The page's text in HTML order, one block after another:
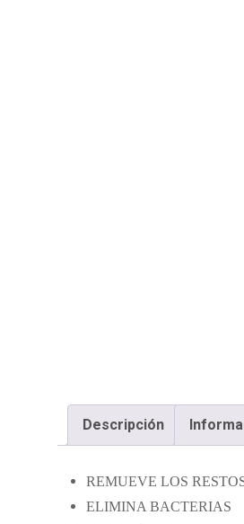
Descripción
REMUEVE LOS
ELIMINA BACTERIAS